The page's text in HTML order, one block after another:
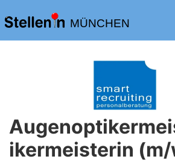
MÜNCHEN
ikermeisterin